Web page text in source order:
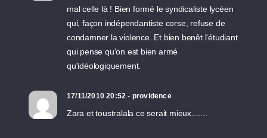
mal celle là ! Bien formé le syndicaliste lycéen
qui, façon indépendantiste corse, refuse de
condamner la violence. Et bien benêt l'étudiant
qui pense qu'on est bien armé
qu'idéologiquement.
17/11/2010 20:52 - providence
Zara et toustralala ce serait mieux.......